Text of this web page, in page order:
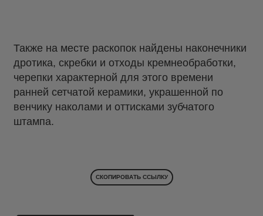
Также на месте раскопок найдены наконечники
дротика, скребки и отходы кремнеобработки,
черепки характерной для этого времени
ранней сетчатой керамики, украшенной по
венчику наколами и оттисками зубчатого
штампа.
СКОПИРОВАТЬ ССЫЛКУ